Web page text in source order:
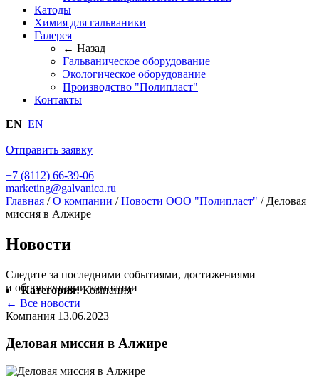
Катоды
Химия для гальваники
Галерея
← Назад
Гальваническое оборудование
Экологическое оборудование
Производство "Полипласт"
Контакты
EN EN
Отправить заявку
+7 (8112) 66-39-06
marketing@galvanica.ru
Главная / О компании / Новости ООО "Полипласт" / Деловая
миссия в Алжире
Новости
Следите за последними событиями, достижениями
и обновлениями компании
Категория:Компания
← Все новости
Компания 13.06.2023
Деловая миссия в Алжире